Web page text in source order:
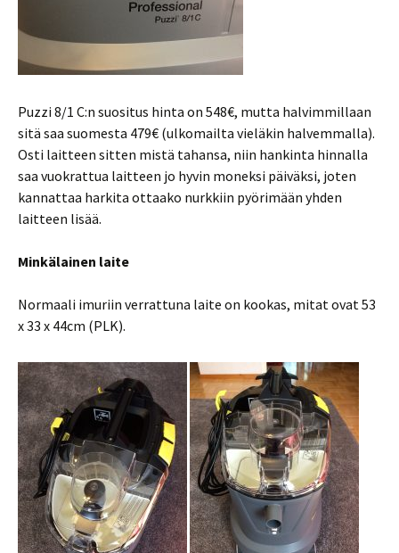
Puzzi 8/1 C:n suositus hinta on 548€, mutta halvimmillaan
sitä saa suomesta 479€ (ulkomailta vieläkin halvemmalla).
Osti laitteen sitten mistä tahansa, niin hankinta hinnalla
saa vuokrattua laitteen jo hyvin moneksi päiväksi, joten
kannattaa harkita ottaako nurkkiin pyörimään yhden
laitteen lisää.
Minkälainen laite
Normaali imuriin verrattuna laite on kookas, mitat ovat 53
x 33 x 44cm (PLK).